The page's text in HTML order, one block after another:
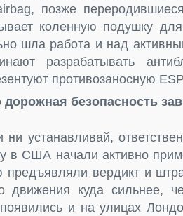
позже
коленную подушку
шла работа и над
разрабатывать
противозаносную
безопасность
устанавливай,
в США начали активно
предъявляли вердикт и
движения куда сильнее,
и на улицах